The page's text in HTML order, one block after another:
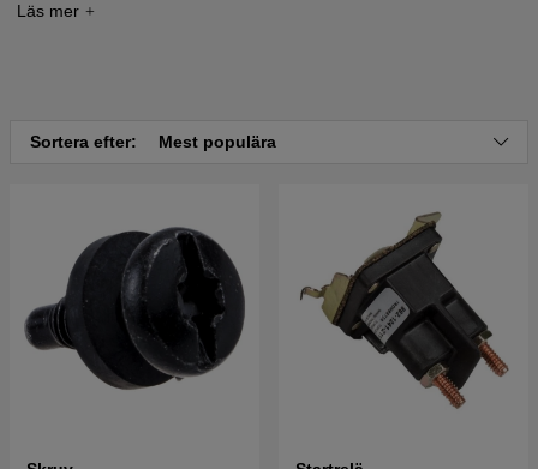
hjälper vi dig!
Tryck här för sprängskiss och reservdelslista till
Jonsered FR2218 FA 4X4 2012 (966773701)
Jonsered FR2218 FA 4x4 2010-07 (966415001)
Sortera efter: Mest populära